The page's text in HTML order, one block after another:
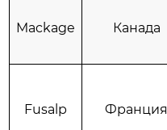
Mackage Канада
Fusalp Франция